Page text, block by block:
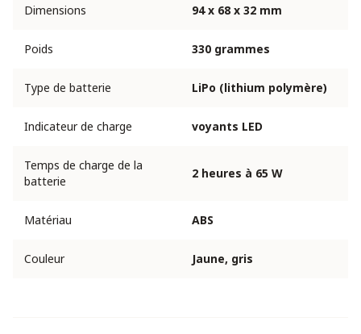
Dimensions 94 x 68 x 32 mm
Poids 330 grammes
Type de batterie LiPo (lithium polymère)
Indicateur de charge voyants LED
Temps de charge de la
batterie
2 heures à 65 W
Matériau ABS
Couleur Jaune, gris